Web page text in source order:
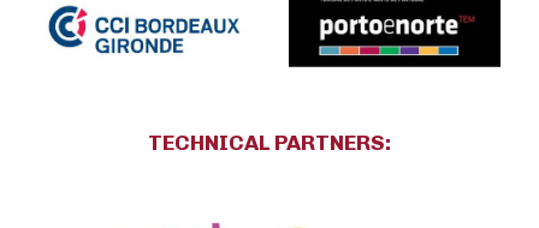
TECHNICAL PARTNERS: